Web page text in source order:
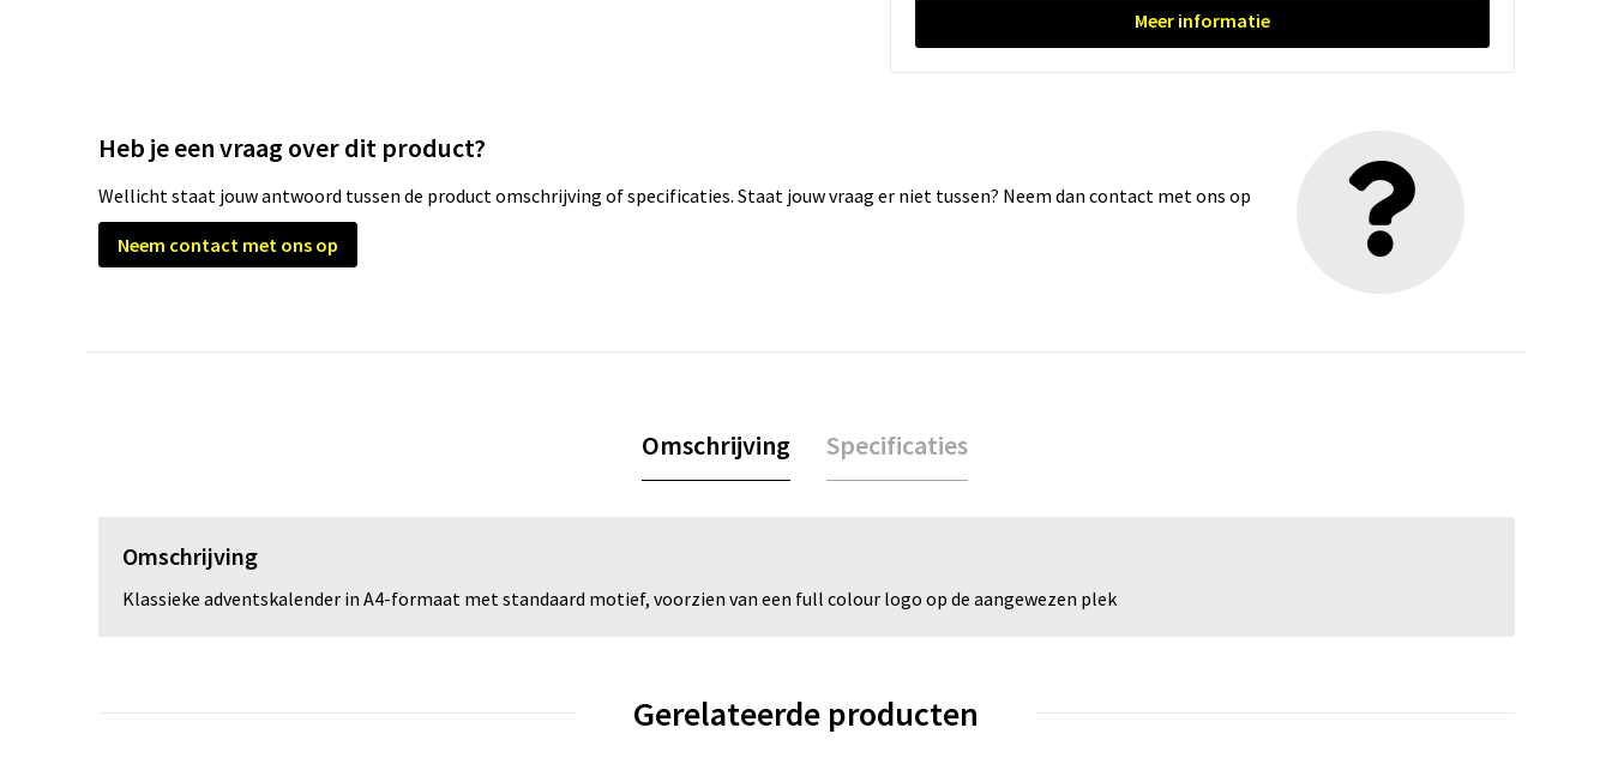
Meer informatie
Heb je een vraag over dit product?
Wellicht staat jouw antwoord tussen de product omschrijving of specificaties. Staat jouw vraag er niet tussen? Neem dan contact met ons op
Neem contact met ons op
Omschrijving Specificaties
Omschrijving
Klassieke adventskalender in A4-formaat met standaard motief, voorzien van een full colour logo op de aangewezen plek
Gerelateerde producten